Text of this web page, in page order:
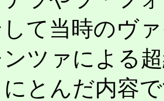
て当時のヴ
ツァによる
とんだ内容